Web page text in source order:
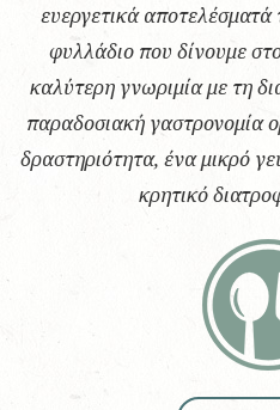
ευεργετικά αποτελέσματά
φυλλάδιο που δίνουμε
καλύτερη γνωριμία με τη
παραδοσιακή γαστρονομία
δραστηριότητα, ένα μικρό
κρητικό